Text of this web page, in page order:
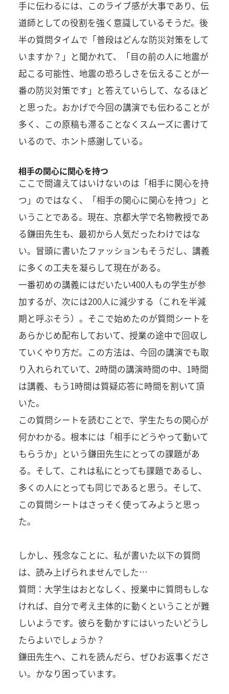
手に伝わるには、このライブ感が大事であり、伝
道師としての役割を強く意識しているそうだ。後
半の質問タイムで「普段はどんな防災対策をして
いますか？」と聞かれて、「目の前の人に地震が
起こる可能性、地震の恐ろしさを伝えることが一
番の防災対策です」と答えていらして、なるほど
と思った。おかげで今回の講演でも伝わることが
多く、この原稿も滞ることなくスムーズに書けて
いるので、ホント感謝している。
相手の関心に関心を持つ
ここで間違えてはいけないのは「相手に関心を持
つ」のではなく、「相手の関心に関心を持つ」と
いうことである。現在、京都大学で名物教授であ
る鎌田先生も、最初から人気だったわけではな
い。冒頭に書いたファッションもそうだし、講義
に多くの工夫を凝らして現在がある。
一番初めの講義にはだいたい400人もの学生が参
加するが、次には200人に減少する（これを半減
期と呼ぶそう）。そこで始めたのが質問シートを
あらかじめ配布しておいて、授業の途中で回収し
ていくやり方だ。この方法は、今回の講演でも取
り入れられていて、2時間の講演時間の中、1時間
は講義、もう1時間は質疑応答に時間を割いて頂
いた。
この質問シートを読むことで、学生たちの関心が
何かわかる。根本には「相手にどうやって動いて
もらうか」という鎌田先生にとっての課題があ
る。そして、これは私にとっても課題であるし、
多くの人にとっても同じであると思う。そして、
この質問シートはさっそく使ってみようと思っ
た。
しかし、残念なことに、私が書いた以下の質問
は、読み上げられませんでした…
質問：大学生はおとなしく、授業中に質問もしな
ければ、自分で考え主体的に動くということが難
しいようです。彼らを動かすにはいったいどうし
たらよいでしょうか？
鎌田先生へ、これを読んだら、ぜひお返事くださ
い。かなり困っています。